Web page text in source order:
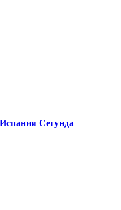
Испания Сегунда